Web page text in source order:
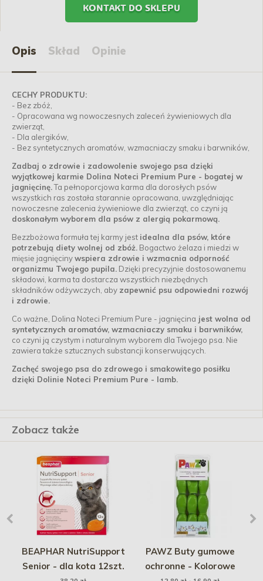
KONTAKT DO SKLEPU
Opis Skład Opinie
CECHY PRODUKTU:
- Bez zbóż,
- Opracowana wg nowoczesnych zaleceń żywieniowych dla
zwierząt,
- Dla alergików,
- Bez syntetycznych aromatów, wzmacniaczy smaku i barwników,
Zadbaj o zdrowie i zadowolenie swojego psa dzięki
wyjątkowej karmie Dolina Noteci Premium Pure - bogatej w
jagnięcinę.Ta pełnoporcjowa karma dla dorosłych psów
wszystkich ras została starannie opracowana, uwzględniając
nowoczesne zalecenia żywieniowe dla zwierząt, co czyni ją
doskonałym wyborem dla psów z alergią pokarmową.
Bezzbożowa formuła tej karmy jest idealna dla psów, które
potrzebują diety wolnej od zbóż. Bogactwo żelaza i miedzi w
mięsie jagnięcinywspiera zdrowie i wzmacnia odporność
organizmu Twojego pupila. Dzięki precyzyjnie dostosowanemu
składowi, karma ta dostarcza wszystkich niezbędnych
składników odżywczych, aby zapewnić psu odpowiedni rozwój
i zdrowie.
Co ważne, Dolina Noteci Premium Pure - jagnięcina jest wolna od
syntetycznych aromatów, wzmacniaczy smaku i barwników,
co czyni ją czystym i naturalnym wyborem dla Twojego psa. Nie
zawiera także sztucznych substancji konserwujących.
Zachęć swojego psa do zdrowego i smakowitego posiłku
dzięki Dolinie Noteci Premium Pure - lamb.
Zobacz także
BEAPHAR NutriSupport
Senior - dla kota 12szt.
PAWZ Buty gumowe
ochronne - Kolorowe